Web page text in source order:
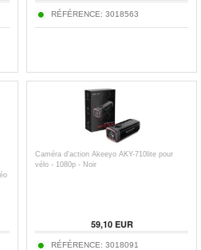
RÉFÉRENCE: 3018563
Caméra d'action Akeeyo AKY-710lite pour
vélo - 1080p - Noir
59,10EUR
RÉFÉRENCE: 3018091